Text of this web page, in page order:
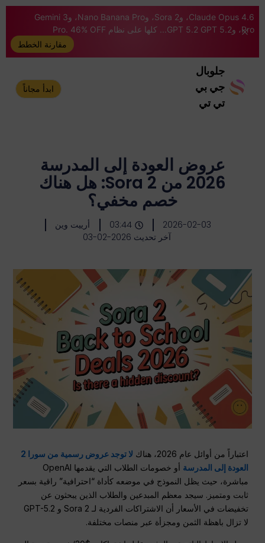
Claude Opus 4.6، وSora 2، وNano Banana Pro، وGemini 3
Pro، وGPT 5.2 GPT 5.2... كلها على نظام Pro. 46% OFF
مقارنة الخطط
جلوبال
جي بي
تي تي
ابدأ مجاناً
عروض العودة إلى المدرسة
2026 من Sora 2: هل هناك
خصم مخفي؟
2026-02-03
03:44
أرييت وين
آخر تحديث 2026-02-03
اعتباراً من أوائل عام 2026، هناك
لا توجد عروض رسمية من سورا 2
العودة إلى المدرسة
أو خصومات الطلاب التي يقدمها OpenAI
مباشرة، حيث يظل النموذج في موضعه كأداة “احترافية” راقية بسعر
ثابت ومتميز. سيجد معظم المبدعين والطلاب الذين يبحثون عن
تخفيضات في الأسعار أن الاشتراكات الفردية لـ Sora 2 و GPT-5.2
لا تزال باهظة الثمن ومجزأة عبر منصات مختلفة.